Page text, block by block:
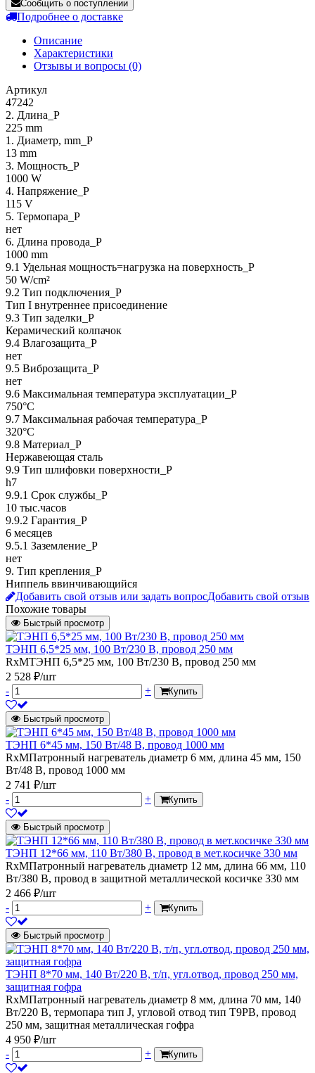
Сообщить о поступлении
Подробнее о доставке
Описание
Характеристики
Отзывы и вопросы (0)
Артикул
47242
2. Длина_P
225 mm
1. Диаметр, mm_P
13 mm
3. Мощность_P
1000 W
4. Напряжение_P
115 V
5. Термопара_P
нет
6. Длина провода_P
1000 mm
9.1 Удельная мощность=нагрузка на поверхность_P
50 W/cm²
9.2 Тип подключения_P
Тип I внутреннее присоединение
9.3 Тип заделки_Р
Керамический колпачок
9.4 Влагозащита_Р
нет
9.5 Виброзащита_Р
нет
9.6 Максимальная температура эксплуатации_Р
750°C
9.7 Максимальная рабочая температура_Р
320°C
9.8 Материал_Р
Нержавеющая сталь
9.9 Тип шлифовки поверхности_Р
h7
9.9.1 Срок службы_Р
10 тыс.часов
9.9.2 Гарантия_Р
6 месяцев
9.5.1 Заземление_P
нет
9. Тип крепления_Р
Ниппель ввинчивающийся
Добавить свой отзыв или задать вопросДобавить свой отзыв
Похожие товары
Быстрый просмотр
ТЭНП 6,5*25 мм, 100 Вт/230 В, провод 250 мм
RxMТЭНП 6,5*25 мм, 100 Вт/230 В, провод 250 мм
2 528 ₽/шт
-
+ Купить
Быстрый просмотр
ТЭНП 6*45 мм, 150 Вт/48 В, провод 1000 мм
RxMПатронный нагреватель диаметр 6 мм, длина 45 мм, 150
Вт/48 В, провод 1000 мм
2 741 ₽/шт
-
+ Купить
Быстрый просмотр
ТЭНП 12*66 мм, 110 Вт/380 В, провод в мет.косичке 330 мм
RxMПатронный нагреватель диаметр 12 мм, длина 66 мм, 110
Вт/380 В, провод в защитной металлической косичке 330 мм
2 466 ₽/шт
-
+ Купить
Быстрый просмотр
ТЭНП 8*70 мм, 140 Вт/220 В, т/п, угл.отвод, провод 250 мм,
защитная гофра
RxMПатронный нагреватель диаметр 8 мм, длина 70 мм, 140
Вт/220 В, термопара тип J, угловой отвод тип Т9РВ, провод
250 мм, защитная металлическая гофра
4 950 ₽/шт
-
+ Купить